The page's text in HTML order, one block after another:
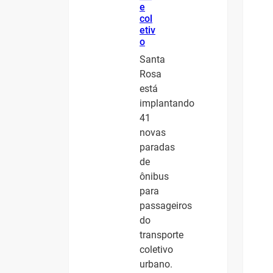
e
col
etiv
o
Santa
Rosa
está
implantando
41
novas
paradas
de
ônibus
para
passageiros
do
transporte
coletivo
urbano.